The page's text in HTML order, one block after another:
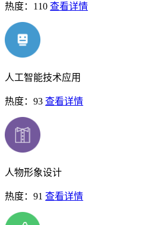
热度：110 查看详情
人工智能技术应用
热度：93 查看详情
人物形象设计
热度：91 查看详情